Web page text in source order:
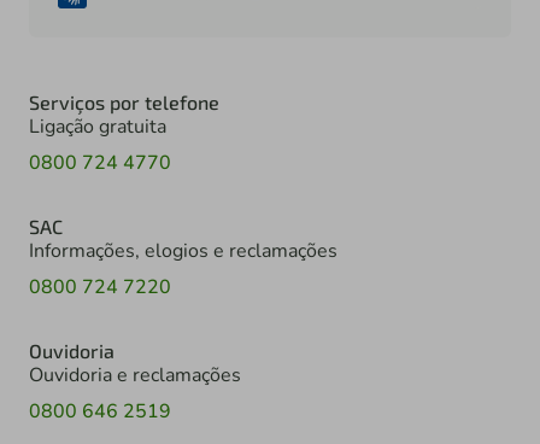
Serviços por telefone
Ligação gratuita
0800 724 4770
SAC
Informações, elogios e reclamações
0800 724 7220
Ouvidoria
Ouvidoria e reclamações
0800 646 2519